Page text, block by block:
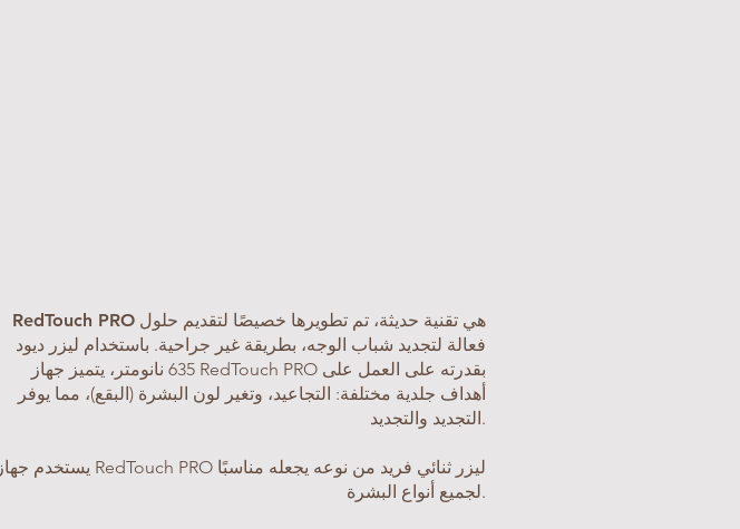
RedTouch PRO
فعالة لتجديد شباب الوجه، بطريقة غير جراحية. باستخدام ليزر ديود
635 نانومتر، يتميز جهاز RedTouch PRO بقدرته على العمل على
أهداف جلدية مختلفة: التجاعيد، وتغير لون البشرة (البقع)، مما يوفر
التجديد والتجديد.
يستخدم جهاز RedTouch PRO ليزر ثنائي فريد من نوعه يجعله مناسبًا
لجميع أنواع البشرة.